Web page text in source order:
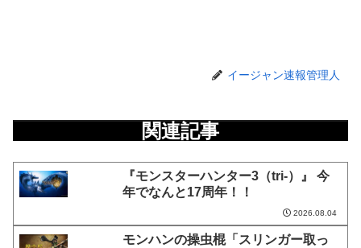
イージャン速報管理人
関連記事
『モンスターハンター3（tri-）』 今
年でなんと17周年！！
2026.08.04
モンハンの操虫棍「スリンガー取っ